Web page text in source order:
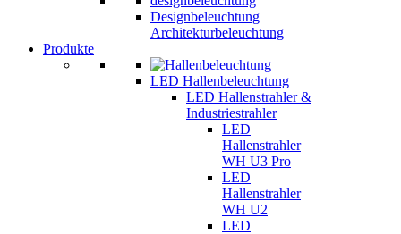
Designbeleuchtung
Architekturbeleuchtung
Produkte
LED Hallenbeleuchtung
LED Hallenstrahler &
Industriestrahler
LED
Hallenstrahler
WH U3 Pro
LED
Hallenstrahler
WH U2
LED